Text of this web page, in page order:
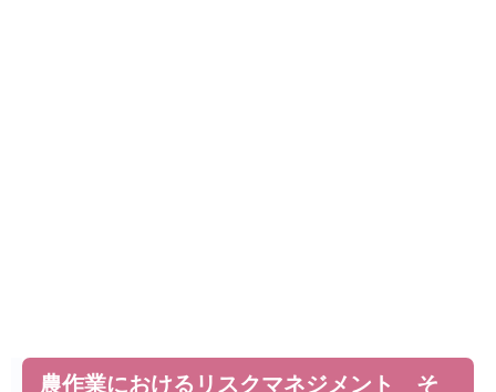
農作業におけるリスクマネジメント そ